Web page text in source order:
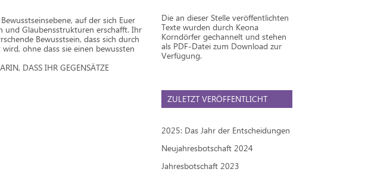
auf der sich Euer
und Glaubensstrukturen erschafft. Ihr
Bewusstsein, dass sich durch
ohne dass sie einen bewussten
DASS IHR GEGENSÄTZE
Die an dieser Stelle veröffentlichten
Texte wurden durch Keona
Korndörfer gechannelt und stehen
als PDF-Datei zum Download zur
Verfügung.
ZULETZT VERÖFFENTLICHT
2025: Das Jahr der Entscheidungen
Neujahresbotschaft 2024
Jahresbotschaft 2023